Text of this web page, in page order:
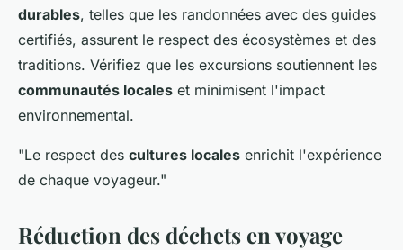
durables, telles que les randonnées avec des guides
certifiés, assurent le respect des écosystèmes et des
traditions. Vérifiez que les excursions soutiennent les
communautés locales et minimisent l'impact
environnemental.
"Le respect des cultures locales enrichit l'expérience
de chaque voyageur."
Réduction des déchets en voyage